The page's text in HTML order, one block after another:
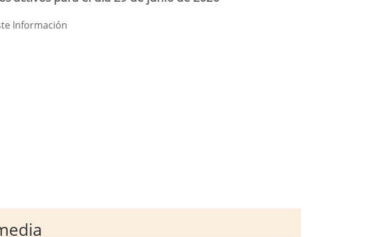
Información